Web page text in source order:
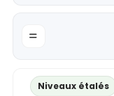
Niveaux étalés